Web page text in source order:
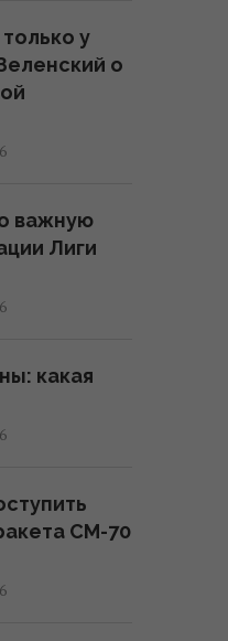
у
о
важную
Лиги
какая
CM-70